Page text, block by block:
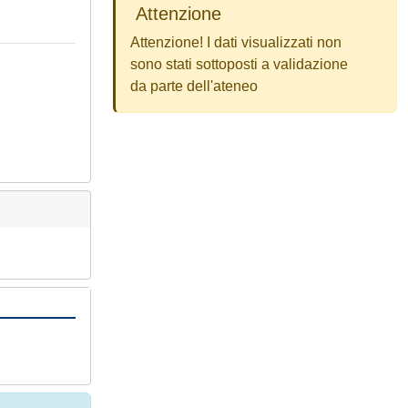
Attenzione
Attenzione! I dati visualizzati non
sono stati sottoposti a validazione
da parte dell'ateneo